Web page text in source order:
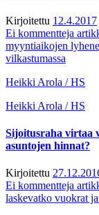
Kirjoitettu 12.4.2017
Ei kommentteja
myyntiaikojen
vilkastumassa
Heikki Arola / HS
Heikki Arola / HS
Sijoitusraha virtaa
asuntojen hinnat?
Kirjoitettu
Ei kommentteja
laskevatko vuokrat